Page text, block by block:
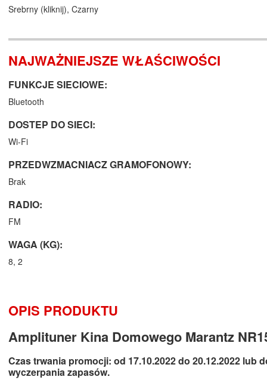
Srebrny (kliknij), Czarny
NAJWAŻNIEJSZE WŁAŚCIWOŚCI
FUNKCJE SIECIOWE:
Bluetooth
DOSTEP DO SIECI:
Wi-Fi
PRZEDWZMACNIACZ GRAMOFONOWY:
Brak
RADIO:
FM
WAGA (KG):
8, 2
OPIS PRODUKTU
Amplituner Kina Domowego Marantz
Czas trwania promocji: od 17.10.2022 do 20.12.2022 lub
wyczerpania zapasów.